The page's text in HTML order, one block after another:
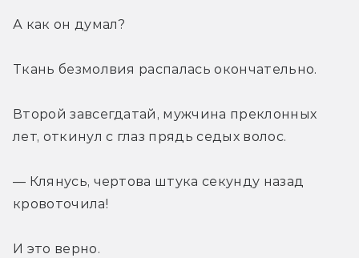
А как он думал?
Ткань безмолвия распалась окончательно.
Второй завсегдатай, мужчина преклонных
лет, откинул с глаз прядь седых волос.
— Клянусь, чертова штука секунду назад
кровоточила!
И это верно.